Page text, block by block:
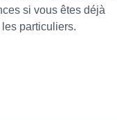
si vous êtes déjà
particuliers.